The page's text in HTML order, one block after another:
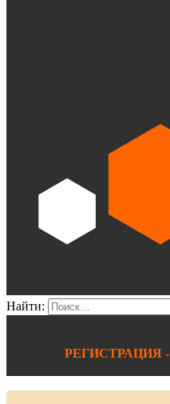
Найти:
РЕГИСТРАЦИЯ -